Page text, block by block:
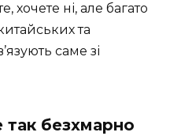
хочете ні, але багато
та
саме зі
безхмарно